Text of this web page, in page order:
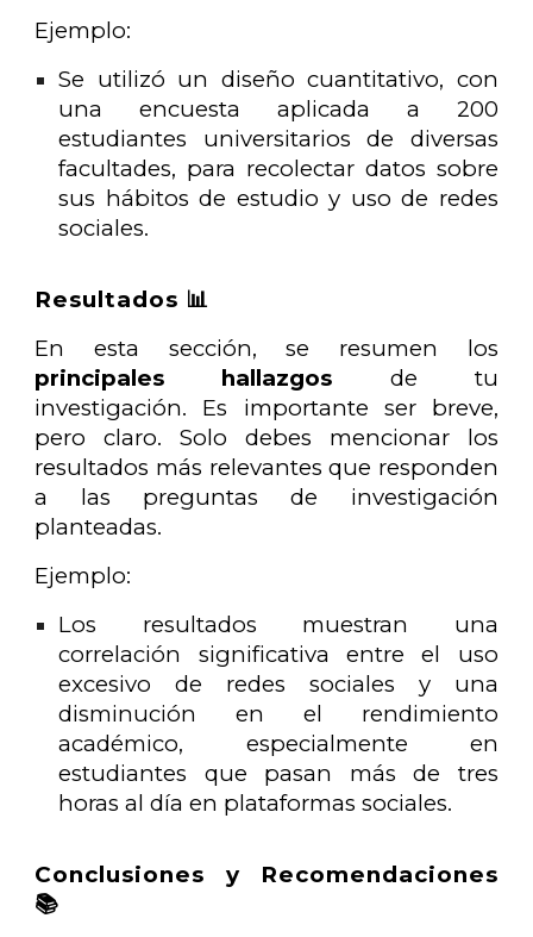
Ejemplo:
Se utilizó un diseño cuantitativo, con
una encuesta aplicada a 200
estudiantes universitarios de diversas
facultades, para recolectar datos sobre
sus hábitos de estudio y uso de redes
sociales.
Resultados 📊
En esta sección, se resumen los
principales hallazgos de tu
investigación. Es importante ser breve,
pero claro. Solo debes mencionar los
resultados más relevantes que responden
a las preguntas de investigación
planteadas.
Ejemplo:
Los resultados muestran una
correlación significativa entre el uso
excesivo de redes sociales y una
disminución en el rendimiento
académico, especialmente en
estudiantes que pasan más de tres
horas al día en plataformas sociales.
Conclusiones y Recomendaciones
📚